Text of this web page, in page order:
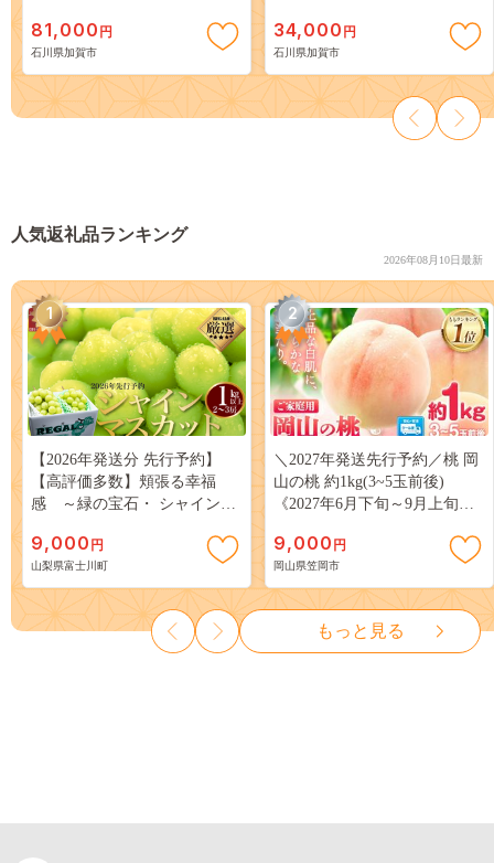
81,000 円
石川県加賀市
国産 F6P-0175
34,000 円
石川県加賀市
人気返礼品ランキング
2026年08月10日最新
1
【2026年発送分 先行予約】
【高評価多数】頬張る幸福
感 ～緑の宝石・ シャインマ
３房） フルーツ 山梨県産 果
物 くだもの シャイン マスカ
ット ぶどう ブドウ 葡萄 大粒
種なし 先行予約 富士川町
10000円 一万円 9000円 九千円
9,000 円
山梨県富士川町
2
＼2027年発送先行予約／桃 岡
山の桃 約1kg(3~5玉前後)
《2027年6月下旬～9月上旬頃
岡山 はくとう スイーツ フル
ーツ 果物 デザート 旬 モモ も
も 先行予約 送料無料 果物 岡
山県 笠岡市 清水白桃 白鳳 白
麗 クール便---
kasaoka_zsy_419_100---
9,000 円
岡山県笠岡市
もっと見る